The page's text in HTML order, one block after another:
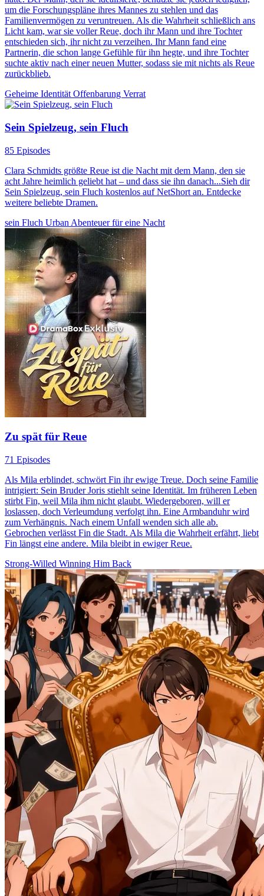
um die Forschungspläne ihres Mannes zu stehlen und das
Familienvermögen zu veruntreuen. Als die Wahrheit schließlich ans
Licht kam, war sie voller Reue, doch ihr Mann und ihre Tochter
entschieden sich, ihr nicht zu verzeihen. Ihr Mann fand eine
Partnerin, die schon lange Gefühle für ihn hegte, und ihre Tochter
suchte aktiv nach einer neuen Mutter, sodass sie mit nichts als Reue
zurückblieb.
Geheime Identität Offenbarung Verrat
Sein Spielzeug, sein Fluch
85 Episodes
Clara Schmidts größte Reue ist die Nacht mit dem Mann, den sie
acht Jahre heimlich geliebt hat – und dass sie ihn danach...Sieh dir
Sein Spielzeug, sein Fluch kostenlos auf NetShort an. Entdecke
weitere beliebte Dramen.
sein Fluch Urban Abenteuer für eine Nacht
Zu spät für Reue
71 Episodes
Als Mila erblindet, schwört Fin ihr ewige Treue. Doch seine Familie
intrigiert: Sein Bruder Joris stiehlt seine Identität. Im früheren Leben
stirbt Fin, weil Mila ihm nicht glaubt. Wiedergeboren, will er
loslassen, doch Verleumdung verfolgt ihn. Eine Armbanduhr wird
zum Verhängnis. Nach einem Unfall wenden sich alle ab.
Gebrochen verlässt Fin die Stadt. Als Mila die Wahrheit erfährt, liebt
Fin längst eine andere. Mila bleibt in ewiger Reue.
Strong-Willed Winning Him Back